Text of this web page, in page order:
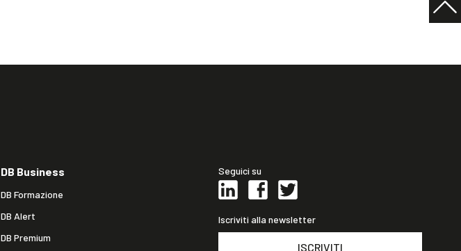
DB Business
DB Formazione
DB Alert
DB Premium
Seguici su
Iscriviti alla newsletter
ISCRIVITI